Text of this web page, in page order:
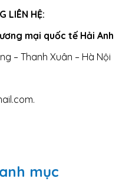
LIÊN HỆ:
mại quốc tế Hải Anh
– Thanh Xuân – Hà Nội
mục